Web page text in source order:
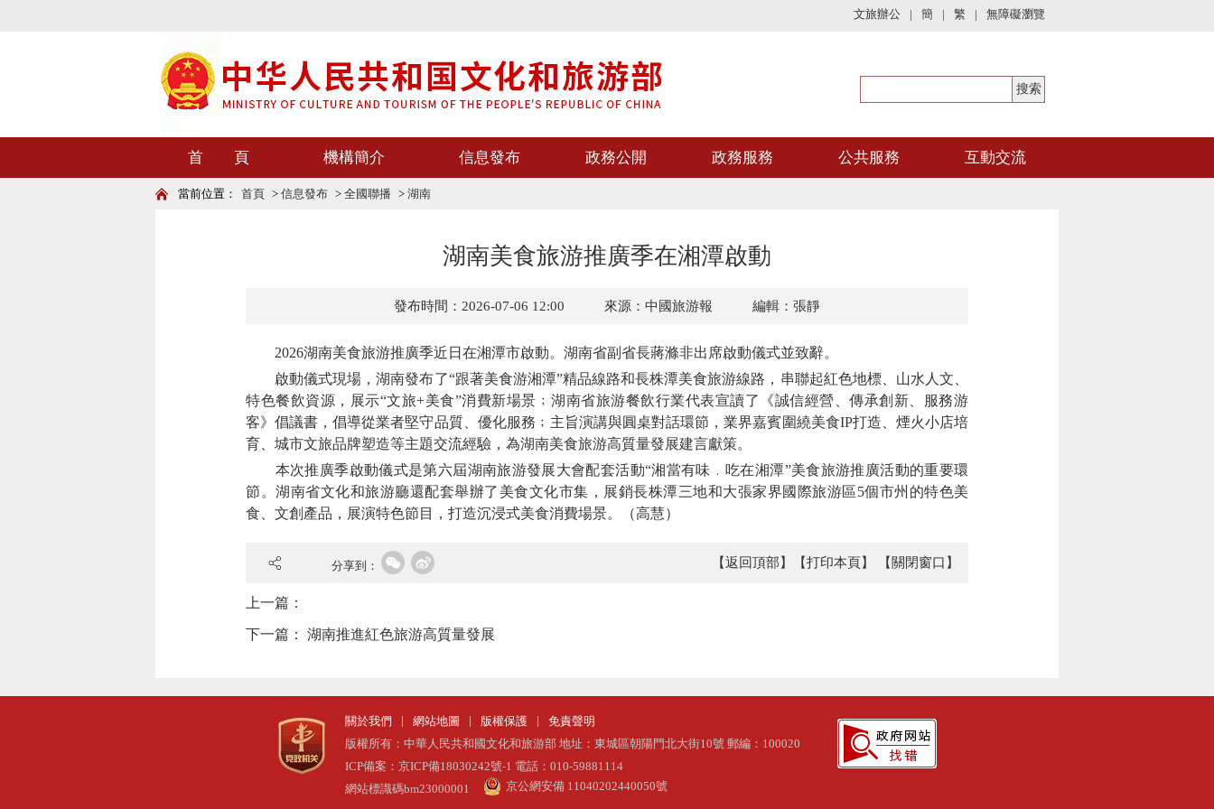
文旅辦公 | 簡 | 繁 | 無障礙瀏覽
首 頁 機構簡介 信息發布 政務公開 政務服務 公共服務 互動交流
當前位置： 首頁 > 信息發布 > 全國聯播 > 湖南
湖南美食旅游推廣季在湘潭啟動
發布時間：2026-07-06 12:00 來源：中國旅游報 編輯：張靜
2026湖南美食旅游推廣季近日在湘潭市啟動。湖南省副省長蔣滌非出席啟動儀式並致辭。
啟動儀式現場，湖南發布了“跟著美食游湘潭”精品線路和長株潭美食旅游線路，串聯起紅色地標、山水人文、
特色餐飲資源，展示“文旅+美食”消費新場景﹔湖南省旅游餐飲行業代表宣讀了《誠信經營、傳承創新、服務游
客》倡議書，倡導從業者堅守品質、優化服務﹔主旨演講與圓桌對話環節，業界嘉賓圍繞美食IP打造、煙火小店培
育、城市文旅品牌塑造等主題交流經驗，為湖南美食旅游高質量發展建言獻策。
本次推廣季啟動儀式是第六屆湖南旅游發展大會配套活動“湘當有味﹒吃在湘潭”美食旅游推廣活動的重要環
節。湖南省文化和旅游廳還配套舉辦了美食文化市集，展銷長株潭三地和大張家界國際旅游區5個市州的特色美
食、文創產品，展演特色節目，打造沉浸式美食消費場景。（高慧）
分享到： 【返回頂部】 【打印本頁】 【關閉窗口】
上一篇：
下一篇： 湖南推進紅色旅游高質量發展